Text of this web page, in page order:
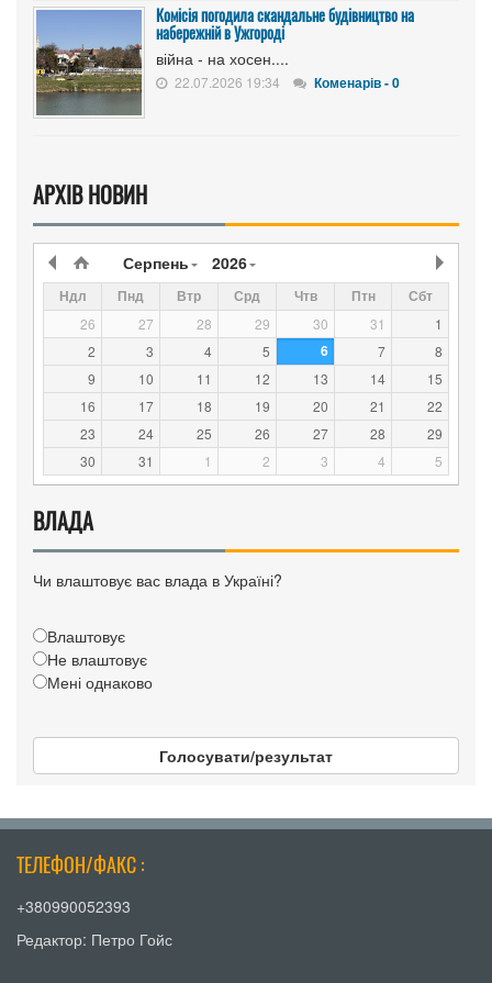
Комісія погодила скандальне будівництво на
набережній в Ужгороді
війна - на хосен....
22.07.2026 19:34 Коменарів - 0
АРХІВ НОВИН
Серпень 2026
Ндл Пнд Втр Срд Чтв Птн Сбт
26 27 28 29 30 31
1
2
3 4 5 6 7
8
9
10 11 12 13 14
15
16
17 18 19 20 21
22
23
24 25 26 27 28
29
30
31 1 2 3 4 5
ВЛАДА
Чи влаштовує вас влада в Україні?
Влаштовує
Не влаштовує
Мені однаково
Голосувати/результат
ТЕЛЕФОН/ФАКС :
+380990052393
Редактор: Петро Гойс